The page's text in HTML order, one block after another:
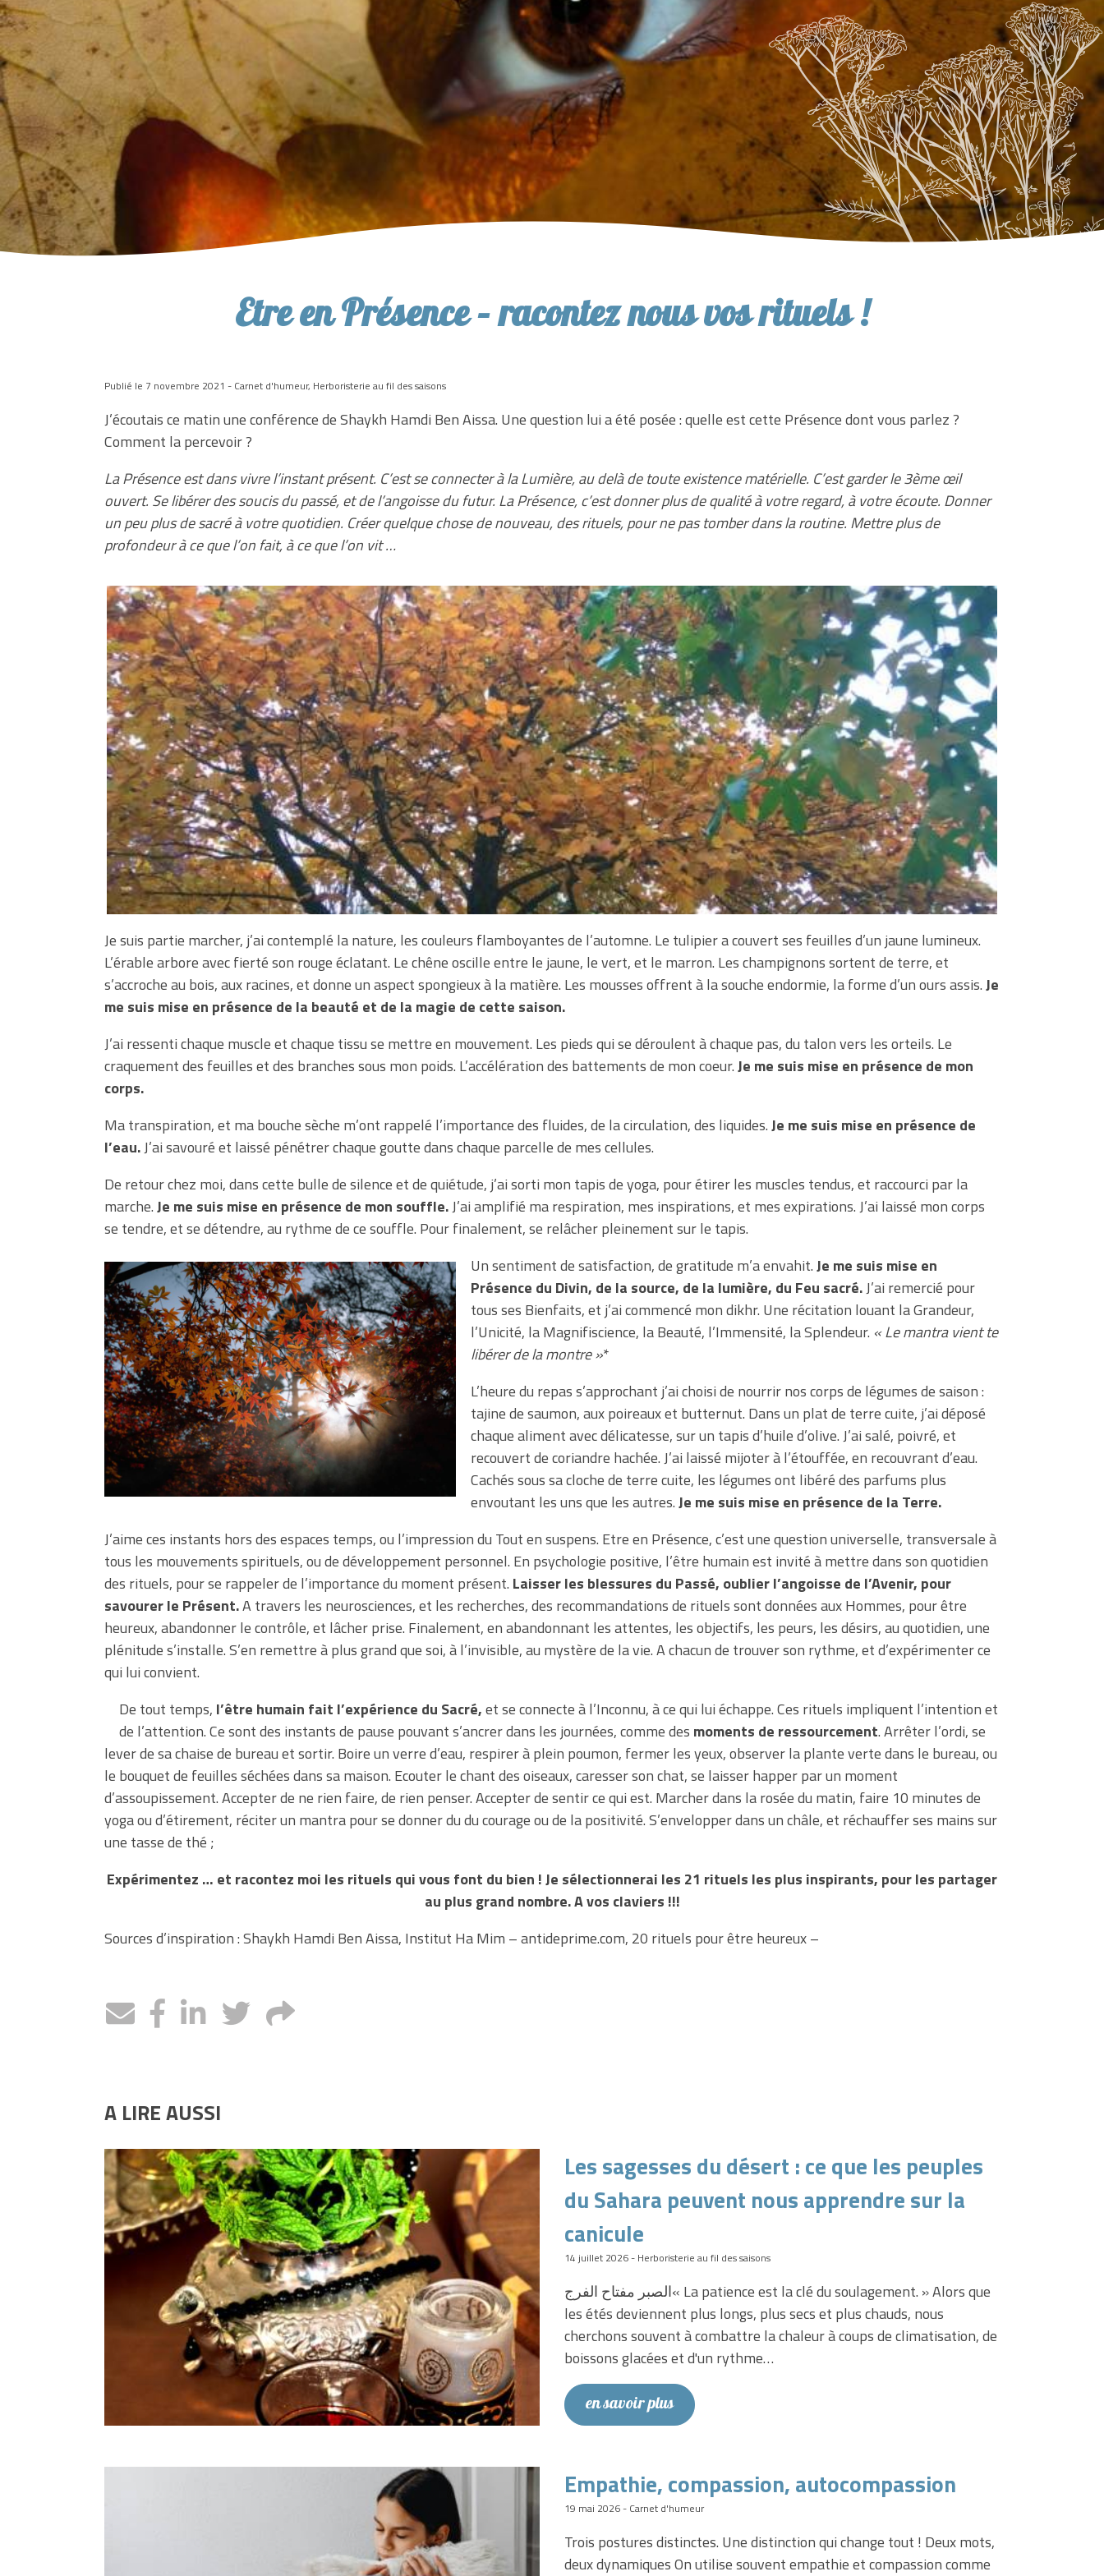
Etre en Présence – racontez nous vos rituels !
Publié le 7 novembre 2021 - Carnet d'humeur, Herboristerie au fil des saisons
J’écoutais ce matin une conférence de Shaykh Hamdi Ben Aissa. Une question lui a été posée : quelle est cette Présence dont vous parlez ?
Comment la percevoir ?
La Présence est dans vivre l’instant présent. C’est se connecter à la Lumière, au delà de toute existence matérielle. C’est garder le 3ème œil
ouvert. Se libérer des soucis du passé, et de l’angoisse du futur. La Présence, c’est donner plus de qualité à votre regard, à votre écoute. Donner
un peu plus de sacré à votre quotidien. Créer quelque chose de nouveau, des rituels, pour ne pas tomber dans la routine. Mettre plus de
profondeur à ce que l’on fait, à ce que l’on vit …
Je suis partie marcher, j’ai contemplé la nature, les couleurs flamboyantes de l’automne. Le tulipier a couvert ses feuilles d’un jaune lumineux.
L’érable arbore avec fierté son rouge éclatant. Le chêne oscille entre le jaune, le vert, et le marron. Les champignons sortent de terre, et
s’accroche au bois, aux racines, et donne un aspect spongieux à la matière. Les mousses offrent à la souche endormie, la forme d’un ours assis.Je
me suis mise en présence de la beauté et de la magie de cette saison.
J’ai ressenti chaque muscle et chaque tissu se mettre en mouvement. Les pieds qui se déroulent à chaque pas, du talon vers les orteils. Le
craquement des feuilles et des branches sous mon poids. L’accélération des battements de mon coeur.Je me suis mise en présence de mon
corps.
Ma transpiration, et ma bouche sèche m’ont rappelé l’importance des fluides, de la circulation, des liquides.Je me suis mise en présence de
l’eau.J’ai savouré et laissé pénétrer chaque goutte dans chaque parcelle de mes cellules.
De retour chez moi, dans cette bulle de silence et de quiétude, j’ai sorti mon tapis de yoga, pour étirer les muscles tendus, et raccourci par la
marche.Je me suis mise en présence de mon souffle.J’ai amplifié ma respiration, mes inspirations, et mes expirations. J’ai laissé mon corps
se tendre, et se détendre, au rythme de ce souffle. Pour finalement, se relâcher pleinement sur le tapis.
Un sentiment de satisfaction, de gratitude m’a envahit.Je me suis mise en
Présence du Divin, de la source, de la lumière, du Feu sacré.J’ai remercié pour
tous ses Bienfaits, et j’ai commencé mon dikhr. Une récitation louant la Grandeur,
l’Unicité, la Magnifiscience, la Beauté, l’Immensité, la Splendeur. « Le mantra vient te
libérer de la montre »*
L’heure du repas s’approchant j’ai choisi de nourrir nos corps de légumes de saison :
tajine de saumon, aux poireaux et butternut. Dans un plat de terre cuite, j’ai déposé
chaque aliment avec délicatesse, sur un tapis d’huile d’olive. J’ai salé, poivré, et
recouvert de coriandre hachée. J’ai laissé mijoter à l’étouffée, en recouvrant d’eau.
Cachés sous sa cloche de terre cuite, les légumes ont libéré des parfums plus
envoutant les uns que les autres.Je me suis mise en présence de la Terre.
J’aime ces instants hors des espaces temps, ou l’impression du Tout en suspens. Etre en Présence, c’est une question universelle, transversale à
tous les mouvements spirituels, ou de développement personnel. En psychologie positive, l’être humain est invité à mettre dans son quotidien
des rituels, pour se rappeler de l’importance du moment présent. Laisser les blessures du Passé, oublier l’angoisse de l’Avenir, pour
savourer le Présent.A travers les neurosciences, et les recherches, des recommandations de rituels sont données aux Hommes, pour être
heureux, abandonner le contrôle, et lâcher prise. Finalement, en abandonnant les attentes, les objectifs, les peurs, les désirs, au quotidien, une
plénitude s’installe. S’en remettre à plus grand que soi, à l’invisible, au mystère de la vie. A chacun de trouver son rythme, et d’expérimenter ce
qui lui convient.
De tout temps, l’être humain fait l’expérience du Sacré,et se connecte à l’Inconnu, à ce qui lui échappe. Ces rituels impliquent l’intention et
de l’attention. Ce sont des instants de pause pouvant s’ancrer dans les journées, comme des moments de ressourcement. Arrêter l’ordi, se
lever de sa chaise de bureau et sortir. Boire un verre d’eau, respirer à plein poumon, fermer les yeux, observer la plante verte dans le bureau, ou
le bouquet de feuilles séchées dans sa maison. Ecouter le chant des oiseaux, caresser son chat, se laisser happer par un moment
d’assoupissement. Accepter de ne rien faire, de rien penser. Accepter de sentir ce qui est. Marcher dans la rosée du matin, faire 10 minutes de
yoga ou d’étirement, réciter un mantra pour se donner du du courage ou de la positivité. S’envelopper dans un châle, et réchauffer ses mains sur
une tasse de thé ;
Expérimentez … et racontez moi les rituels qui vous font du bien ! Je sélectionnerai les 21 rituels les plus inspirants, pour les partager
au plus grand nombre. A vos claviers !!!
Sources d’inspiration : Shaykh Hamdi Ben Aissa, Institut Ha Mim – antideprime.com, 20 rituels pour être heureux –
A LIRE AUSSI
Les sagesses du désert : ce que les peuples
du Sahara peuvent nous apprendre sur la
canicule
14 juillet 2026 - Herboristerie au fil des saisons
الصبر مفتاح الفرج« La patience est la clé du soulagement. » Alors que
les étés deviennent plus longs, plus secs et plus chauds, nous
cherchons souvent à combattre la chaleur à coups de climatisation, de
boissons glacées et d'un rythme…
en savoir plus
Empathie, compassion, autocompassion
19 mai 2026 - Carnet d'humeur
Trois postures distinctes. Une distinction qui change tout ! Deux mots,
deux dynamiques On utilise souvent empathie et compassion comme